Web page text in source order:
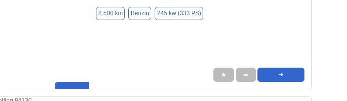
8.500 km Benzin 245 kw (333 PS)
★ ➦ ➜